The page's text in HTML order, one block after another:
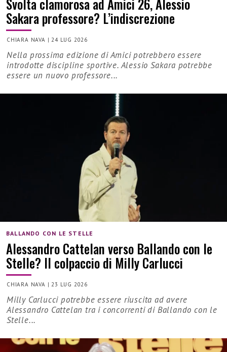
Svolta clamorosa ad Amici 26, Alessio
Sakara professore? L’indiscrezione
CHIARA NAVA |24 LUG 2026
Nella prossima edizione di Amici potrebbero essere
introdotte discipline sportive. Alessio Sakara potrebbe
essere un nuovo professore...
BALLANDO CON LE STELLE
Alessandro Cattelan verso Ballando con le
Stelle? Il colpaccio di Milly Carlucci
CHIARA NAVA |23 LUG 2026
Milly Carlucci potrebbe essere riuscita ad avere
Alessandro Cattelan tra i concorrenti di Ballando con le
Stelle...